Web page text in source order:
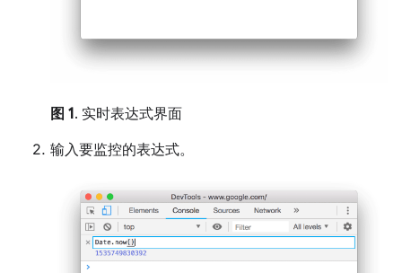
图 1. 实时表达式界面
输入要监控的表达式。